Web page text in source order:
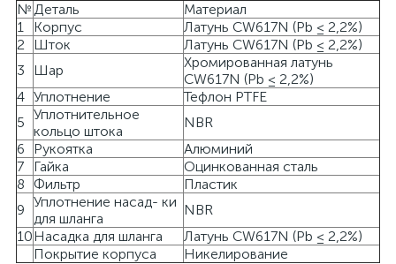
№Деталь
Материал
1
Корпус
Латунь CW617N (Pb ≤ 2,2%)
2 Шток
Латунь CW617N (Pb ≤ 2,2%)
3
Шар
Хромированная латунь
CW617N (Pb ≤ 2,2%)
4 Уплотнение
Тефлон PTFE
5 Уплотнительное
кольцо штока
NBR
6
Рукоятка
Алюминий
7
Гайка
Оцинкованная сталь
8 Фильтр
Пластик
9 Уплотнение насад- ки
для шланга
NBR
10Насадка для шланга
Латунь CW617N (Pb ≤ 2,2%)
Покрытие корпуса
Никелирование